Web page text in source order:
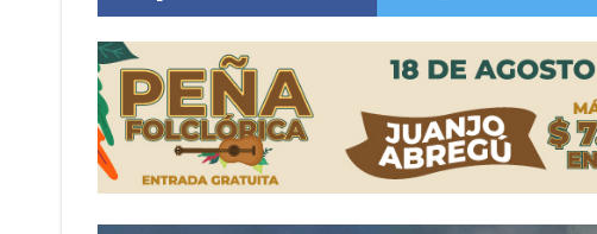
Villada: evalúan obras preventivas ante posibles lluvias